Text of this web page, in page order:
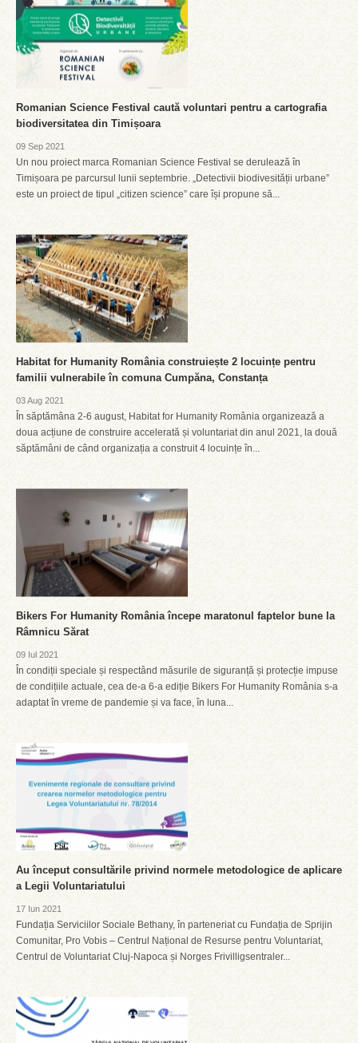
Romanian Science Festival caută voluntari pentru a cartografia
biodiversitatea din Timișoara
09 Sep 2021
Un nou proiect marca Romanian Science Festival se derulează în
Timișoara pe parcursul lunii septembrie. „Detectivii biodivesității urbane”
este un proiect de tipul „citizen science” care își propune să...
Habitat for Humanity România construiește 2 locuințe pentru
familii vulnerabile în comuna Cumpăna, Constanța
03 Aug 2021
În săptămâna 2-6 august, Habitat for Humanity România organizează a
doua acțiune de construire accelerată și voluntariat din anul 2021, la două
săptămâni de când organizația a construit 4 locuințe în...
Bikers For Humanity România începe maratonul faptelor bune la
Râmnicu Sărat
09 Iul 2021
În condiții speciale și respectând măsurile de siguranță și protecție impuse
de condițiile actuale, cea de-a 6-a ediție Bikers For Humanity România s-a
adaptat în vreme de pandemie și va face, în luna...
Au început consultările privind normele metodologice de aplicare
a Legii Voluntariatului
17 Iun 2021
Fundația Serviciilor Sociale Bethany, în parteneriat cu Fundația de Sprijin
Comunitar, Pro Vobis – Centrul Național de Resurse pentru Voluntariat,
Centrul de Voluntariat Cluj-Napoca și Norges Frivilligsentraler...